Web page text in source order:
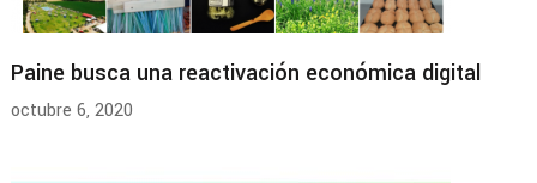
Paine busca una reactivación económica digital
octubre 6, 2020